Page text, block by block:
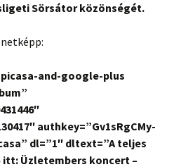
Sörsátor közönségét.
and-google-plus
authkey=”Gv1sRgCMy-
dl=”1″ dltext=”A teljes
Üzletembers koncert –